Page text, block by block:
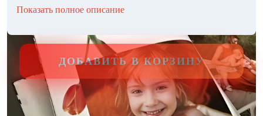
Показать полное описание
ДОБАВИТЬ В КОРЗИНУ